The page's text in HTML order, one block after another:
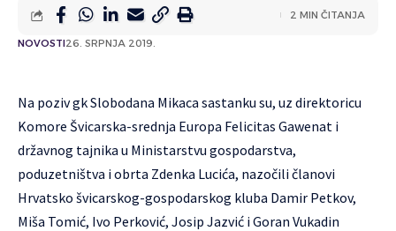
NOVOSTI26. SRPNJA 2019.
2 MIN ČITANJA
Na poziv gk Slobodana Mikaca sastanku su, uz direktoricu
Komore Švicarska-srednja Europa Felicitas Gawenat i
državnog tajnika u Ministarstvu gospodarstva,
poduzetništva i obrta Zdenka Lucića, nazočili članovi
Hrvatsko švicarskog-gospodarskog kluba Damir Petkov,
Miša Tomić, Ivo Perković, Josip Jazvić i Goran Vukadin